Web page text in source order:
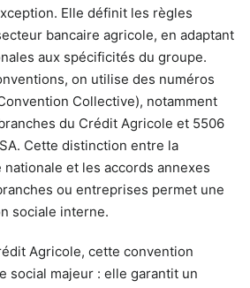
Elle définit les règles
bancaire agricole, en adaptant
aux spécificités du groupe.
on utilise des numéros
Collective), notamment
du Crédit Agricole et 5506
Cette distinction entre la
et les accords annexes
ou entreprises permet une
sociale interne.
Agricole, cette convention
social majeur : elle garantit un